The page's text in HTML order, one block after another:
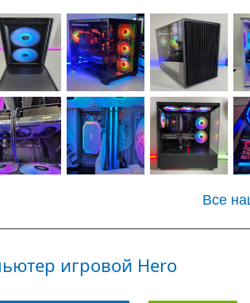
Все
игровой Hero